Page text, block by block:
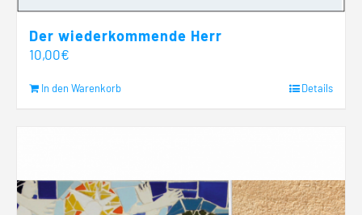
Der wiederkommende Herr
10,00€
In den Warenkorb Details